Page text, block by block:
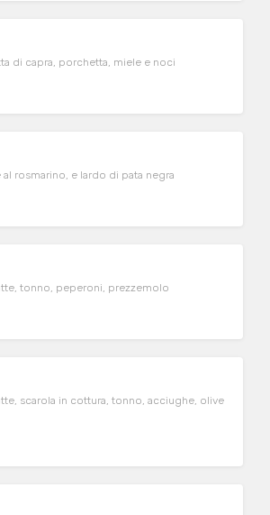
di capra, porchetta, miele e noci
al rosmarino, e lardo di pata negra
tonno, peperoni, prezzemolo
scarola in cottura, tonno, acciughe, olive